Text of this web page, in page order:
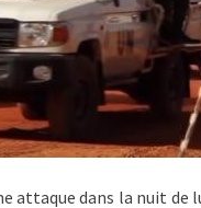
attaque dans la nuit de